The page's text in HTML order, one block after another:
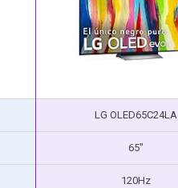
LG OLED65C24LA
65″
120Hz